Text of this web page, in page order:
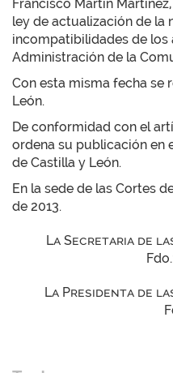
Francisco Martín
ley de actualización de la
incompatibilidades de los
Administración de la
Con esta misma fecha se
León.
De conformidad con el
ordena su publicación en
de Castilla y León.
En la sede de las Cortes
de 2013.
La Secretaria de
La Presidenta de